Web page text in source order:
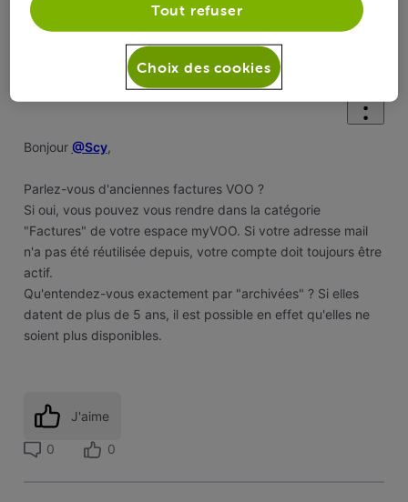
Oldest
Simon B
Officiel VOO
Bonjour @Scy,
Parlez-vous d'anciennes factures VOO ?
Si oui, vous pouvez vous rendre dans la catégorie
"Factures" de votre espace myVOO. Si votre adresse mail
n'a pas été réutilisée depuis, votre compte doit toujours être
actif.
Qu'entendez-vous exactement par "archivées" ? Si elles
datent de plus de 5 ans, il est possible en effet qu'elles ne
soient plus disponibles.
J'aime
0 0
Tout refuser
Choix des cookies